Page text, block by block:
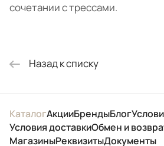
сочетании с трессами.
Назад к списку
КаталогАкцииБрендыБлог
Условия доставкиОбмен и
МагазиныРеквизитыДокументы